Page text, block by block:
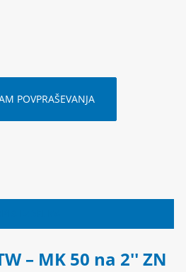
POVPRAŠEVANJA
– MK 50 na 2'' ZN